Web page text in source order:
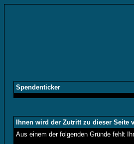
Spendenticker
Ihnen wird der Zutritt zu dieser Seite
Aus einem der folgenden Gründe fehlt